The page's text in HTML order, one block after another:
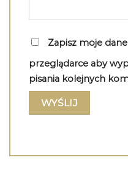
Zapisz moje
przeglądarce aby
pisania kolejnych